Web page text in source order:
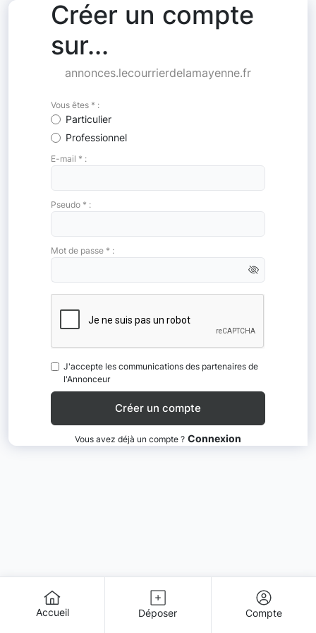
Créer un compte
sur...
annonces.lecourrierdelamayenne.fr
Vous êtes * :
Particulier
Professionnel
E-mail * :
Pseudo * :
Mot de passe * :
J'accepte les communications des partenaires de
l'Annonceur
Vous avez déjà un compte ? Connexion
Accueil Déposer Compte